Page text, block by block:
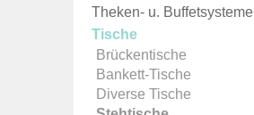
Theken- u. Buffetsysteme
Tische
Brückentische
Bankett-Tische
Diverse Tische